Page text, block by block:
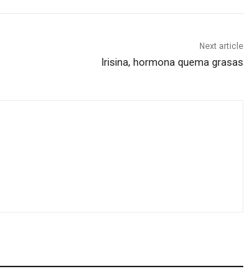
Next article
Irisina, hormona quema grasas